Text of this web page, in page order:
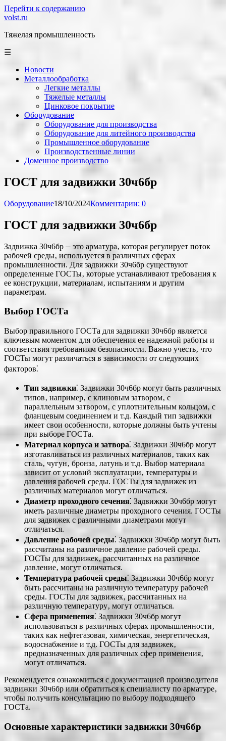
Перейти к содержанию
volst.ru
Тяжелая промышленность
☰
Новости
Металлообработка
Легкие металлы
Тяжелые металлы
Цинковое покрытие
Оборудование
Оборудование для производства
Оборудование для литейного производства
Промышленное оборудование
Производственные линии
Доменное производство
ГОСТ для задвижки 30ч6бр
Оборудование18/10/2024Комментарии: 0
ГОСТ для задвижки 30ч6бр
Задвижка 30ч6бр ⏤ это арматура‚ которая регулирует поток
рабочей среды‚ используется в различных сферах
промышленности. Для задвижки 30ч6бр существуют
определенные ГОСТы‚ которые устанавливают требования к
ее конструкции‚ материалам‚ испытаниям и другим
параметрам.
Выбор ГОСТа
Выбор правильного ГОСТа для задвижки 30ч6бр является
ключевым моментом для обеспечения ее надежной работы и
соответствия требованиям безопасности. Важно учесть‚ что
ГОСТы могут различаться в зависимости от следующих
факторов⁚
Тип задвижки⁚ Задвижки 30ч6бр могут быть различных
типов‚ например‚ с клиновым затвором‚ с
параллельным затвором‚ с уплотнительным кольцом‚ с
фланцевым соединением и т.д. Каждый тип задвижки
имеет свои особенности‚ которые должны быть учтены
при выборе ГОСТа.
Материал корпуса и затвора⁚ Задвижки 30ч6бр могут
изготавливаться из различных материалов‚ таких как
сталь‚ чугун‚ бронза‚ латунь и т.д. Выбор материала
зависит от условий эксплуатации‚ температуры и
давления рабочей среды. ГОСТы для задвижек из
различных материалов могут отличаться.
Диаметр проходного сечения⁚ Задвижки 30ч6бр могут
иметь различные диаметры проходного сечения. ГОСТы
для задвижек с различными диаметрами могут
отличаться.
Давление рабочей среды⁚ Задвижки 30ч6бр могут быть
рассчитаны на различное давление рабочей среды.
ГОСТы для задвижек‚ рассчитанных на различное
давление‚ могут отличаться.
Температура рабочей среды⁚ Задвижки 30ч6бр могут
быть рассчитаны на различную температуру рабочей
среды. ГОСТы для задвижек‚ рассчитанных на
различную температуру‚ могут отличаться.
Сфера применения⁚ Задвижки 30ч6бр могут
использоваться в различных сферах промышленности‚
таких как нефтегазовая‚ химическая‚ энергетическая‚
водоснабжение и т.д. ГОСТы для задвижек‚
предназначенных для различных сфер применения‚
могут отличаться.
Рекомендуется ознакомиться с документацией производителя
задвижки 30ч6бр или обратиться к специалисту по арматуре‚
чтобы получить консультацию по выбору подходящего
ГОСТа.
Основные характеристики задвижки 30ч6бр